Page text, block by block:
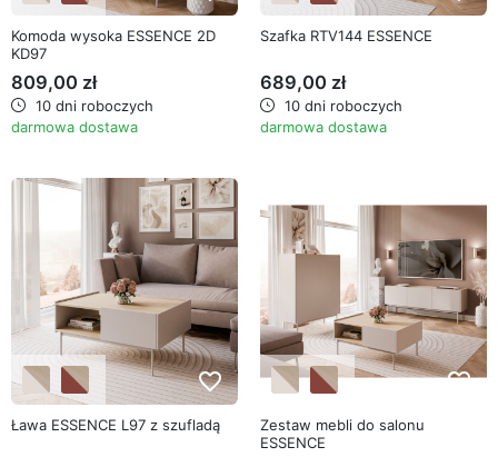
Komoda wysoka ESSENCE 2D
KD97
809,00 zł
10 dni roboczych
darmowa dostawa
Szafka RTV144 ESSENCE
689,00 zł
10 dni roboczych
darmowa dostawa
favorite_border
Ława ESSENCE L97 z szufladą
favorite_border
Zestaw mebli do salonu
ESSENCE